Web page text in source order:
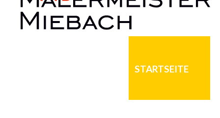
STARTSEITE